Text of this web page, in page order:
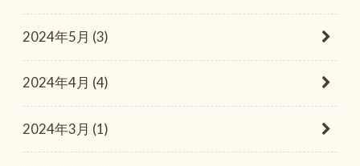
2024年5月 (3)
2024年4月 (4)
2024年3月 (1)